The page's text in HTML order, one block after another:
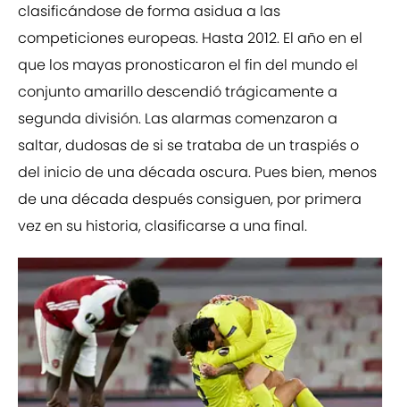
clasificándose de forma asidua a las
competiciones europeas. Hasta 2012. El año en el
que los mayas pronosticaron el fin del mundo el
conjunto amarillo descendió trágicamente a
segunda división. Las alarmas comenzaron a
saltar, dudosas de si se trataba de un traspiés o
del inicio de una década oscura. Pues bien, menos
de una década después consiguen, por primera
vez en su historia, clasificarse a una final.